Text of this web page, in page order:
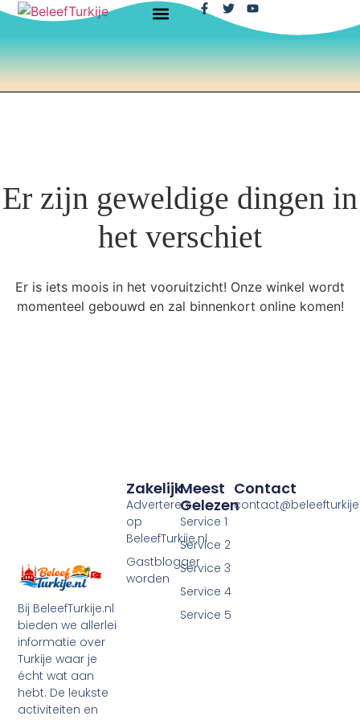
Er zijn geweldige dingen in
het verschiet
Er is iets moois in het vooruitzicht! Onze winkel wordt
momenteel gebouwd en zal binnenkort online komen!
Bij BeleefTurkije.nl
bieden we allerlei
informatie over
Turkije waar je
écht wat aan
hebt. De leukste
activiteiten en
Meest
Gelezen
Service 1
Service 2
Service 3
Service 4
Service 5
Zakelijk
Adverteren
op
BeleefTurkije.nl
Gastblogger
worden
Contact